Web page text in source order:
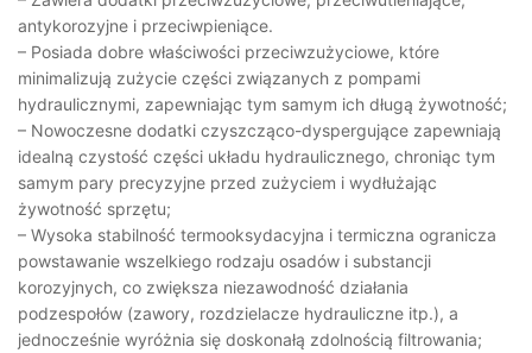
antykorozyjne i przeciwpieniące.
– Posiada dobre właściwości przeciwzużyciowe, które
minimalizują zużycie części związanych z pompami
hydraulicznymi, zapewniając tym samym ich długą żywotność;
– Nowoczesne dodatki czyszcząco-dyspergujące zapewniają
idealną czystość części układu hydraulicznego, chroniąc tym
samym pary precyzyjne przed zużyciem i wydłużając
żywotność sprzętu;
– Wysoka stabilność termooksydacyjna i termiczna ogranicza
powstawanie wszelkiego rodzaju osadów i substancji
korozyjnych, co zwiększa niezawodność działania
podzespołów (zawory, rozdzielacze hydrauliczne itp.), a
jednocześnie wyróżnia się doskonałą zdolnością filtrowania;